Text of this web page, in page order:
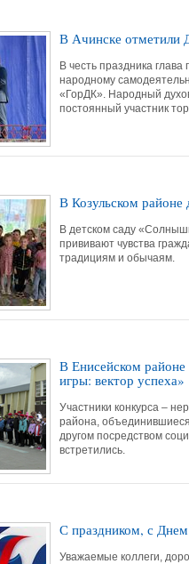
В Ачинске отметили
В честь праздника
народному
«ГорДК». Народный
постоянный участник
В Козульском
В детском саду
прививают чувства
традициям и обычаям.
В Енисейском
игры: вектор успеха»
Участники конкурса –
района,
другом посредством
встретились.
С праздником, с
Уважаемые коллеги,